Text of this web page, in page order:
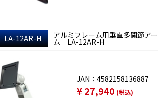
LA-12AR-H アルミフレーム用垂直多関節アー
ム LA-12AR-H
JAN：4582158136887
¥ 27,940 (税込)